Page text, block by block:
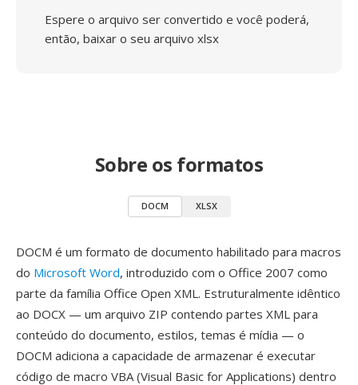
Espere o arquivo ser convertido e você poderá,
então, baixar o seu arquivo xlsx
Sobre os formatos
DOCM XLSX
DOCM é um formato de documento habilitado para macros
do Microsoft Word, introduzido com o Office 2007 como
parte da família Office Open XML. Estruturalmente idêntico
ao DOCX — um arquivo ZIP contendo partes XML para
conteúdo do documento, estilos, temas é mídia — o
DOCM adiciona a capacidade de armazenar é executar
código de macro VBA (Visual Basic for Applications) dentro